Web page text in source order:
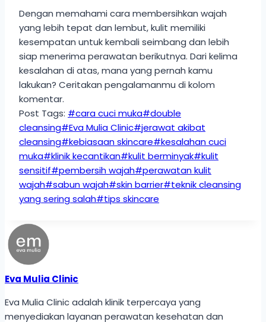
Dengan memahami cara membersihkan wajah
yang lebih tepat dan lembut, kulit memiliki
kesempatan untuk kembali seimbang dan lebih
siap menerima perawatan berikutnya. Dari kelima
kesalahan di atas, mana yang pernah kamu
lakukan? Ceritakan pengalamanmu di kolom
komentar.
Post Tags: #cara cuci muka#double
cleansing#Eva Mulia Clinic#jerawat akibat
cleansing#kebiasaan skincare#kesalahan cuci
muka#klinik kecantikan#kulit berminyak#kulit
sensitif#pembersih wajah#perawatan kulit
wajah#sabun wajah#skin barrier#teknik cleansing
yang sering salah#tips skincare
Eva Mulia Clinic
Eva Mulia Clinic adalah klinik terpercaya yang
menyediakan layanan perawatan kesehatan dan